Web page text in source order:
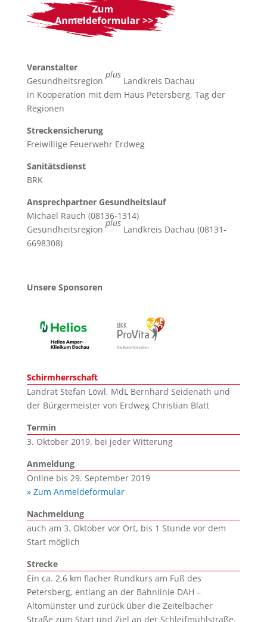
Veranstalter
Gesundheitsregion
plus
Landkreis Dachau
in Kooperation mit dem Haus Petersberg, Tag der
Regionen
Streckensicherung
Freiwillige Feuerwehr Erdweg
Sanitätsdienst
BRK
Ansprechpartner Gesundheitslauf
Michael Rauch (08136-1314)
Gesundheitsregion
plus
Landkreis Dachau (08131-
6698308)
Unsere Sponsoren
Schirmherrschaft
Landrat Stefan Löwl, MdL Bernhard Seidenath und
der Bürgermeister von Erdweg Christian Blatt
Termin
3. Oktober 2019, bei jeder Witterung
Anmeldung
Online bis 29. September 2019
» Zum Anmeldeformular
Nachmeldung
auch am 3. Oktober vor Ort, bis 1 Stunde vor dem
Start möglich
Strecke
Ein ca. 2,6 km flacher Rundkurs am Fuß des
Petersberg, entlang an der Bahnlinie DAH –
Altomünster und zurück über die Zeitelbacher
Straße zum Start und Ziel an der Schleifmühlstraße.